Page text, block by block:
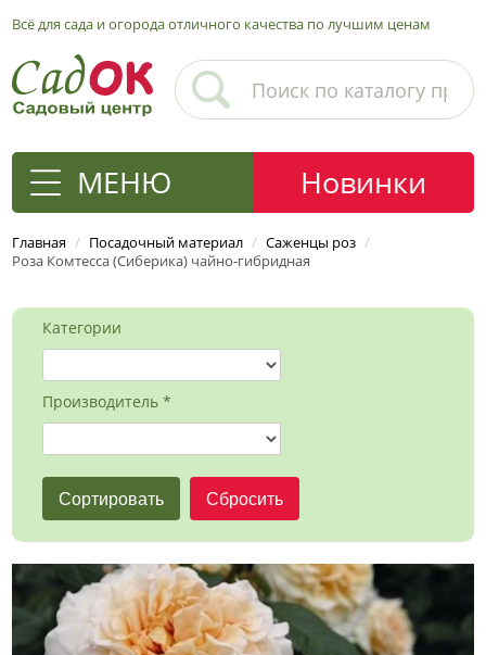
Всё для сада и огорода отличного качества по лучшим ценам
МЕНЮ Новинки
Главная / Посадочный материал / Саженцы роз /
Роза Комтесса (Сиберика) чайно-гибридная
Категории
Производитель *